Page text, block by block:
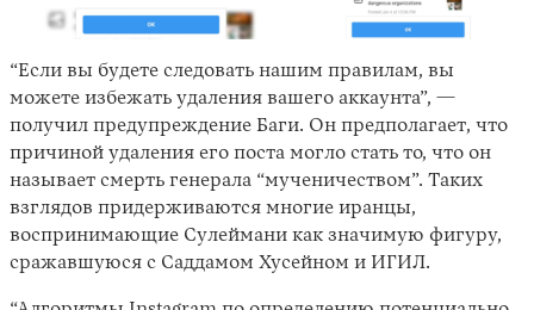
“Если вы будете следовать нашим правилам, вы
можете избежать удаления вашего аккаунта”, —
получил предупреждение Баги. Он предполагает, что
причиной удаления его поста могло стать то, что он
называет смерть генерала “мученичеством”. Таких
взглядов придерживаются многие иранцы,
воспринимающие Сулеймани как значимую фигуру,
сражавшуюся с Саддамом Хусейном и ИГИЛ.